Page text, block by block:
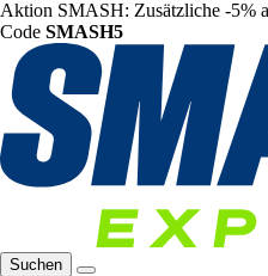
Aktion SMASH: Zusätzliche -5%
Code SMASH5
Suchen